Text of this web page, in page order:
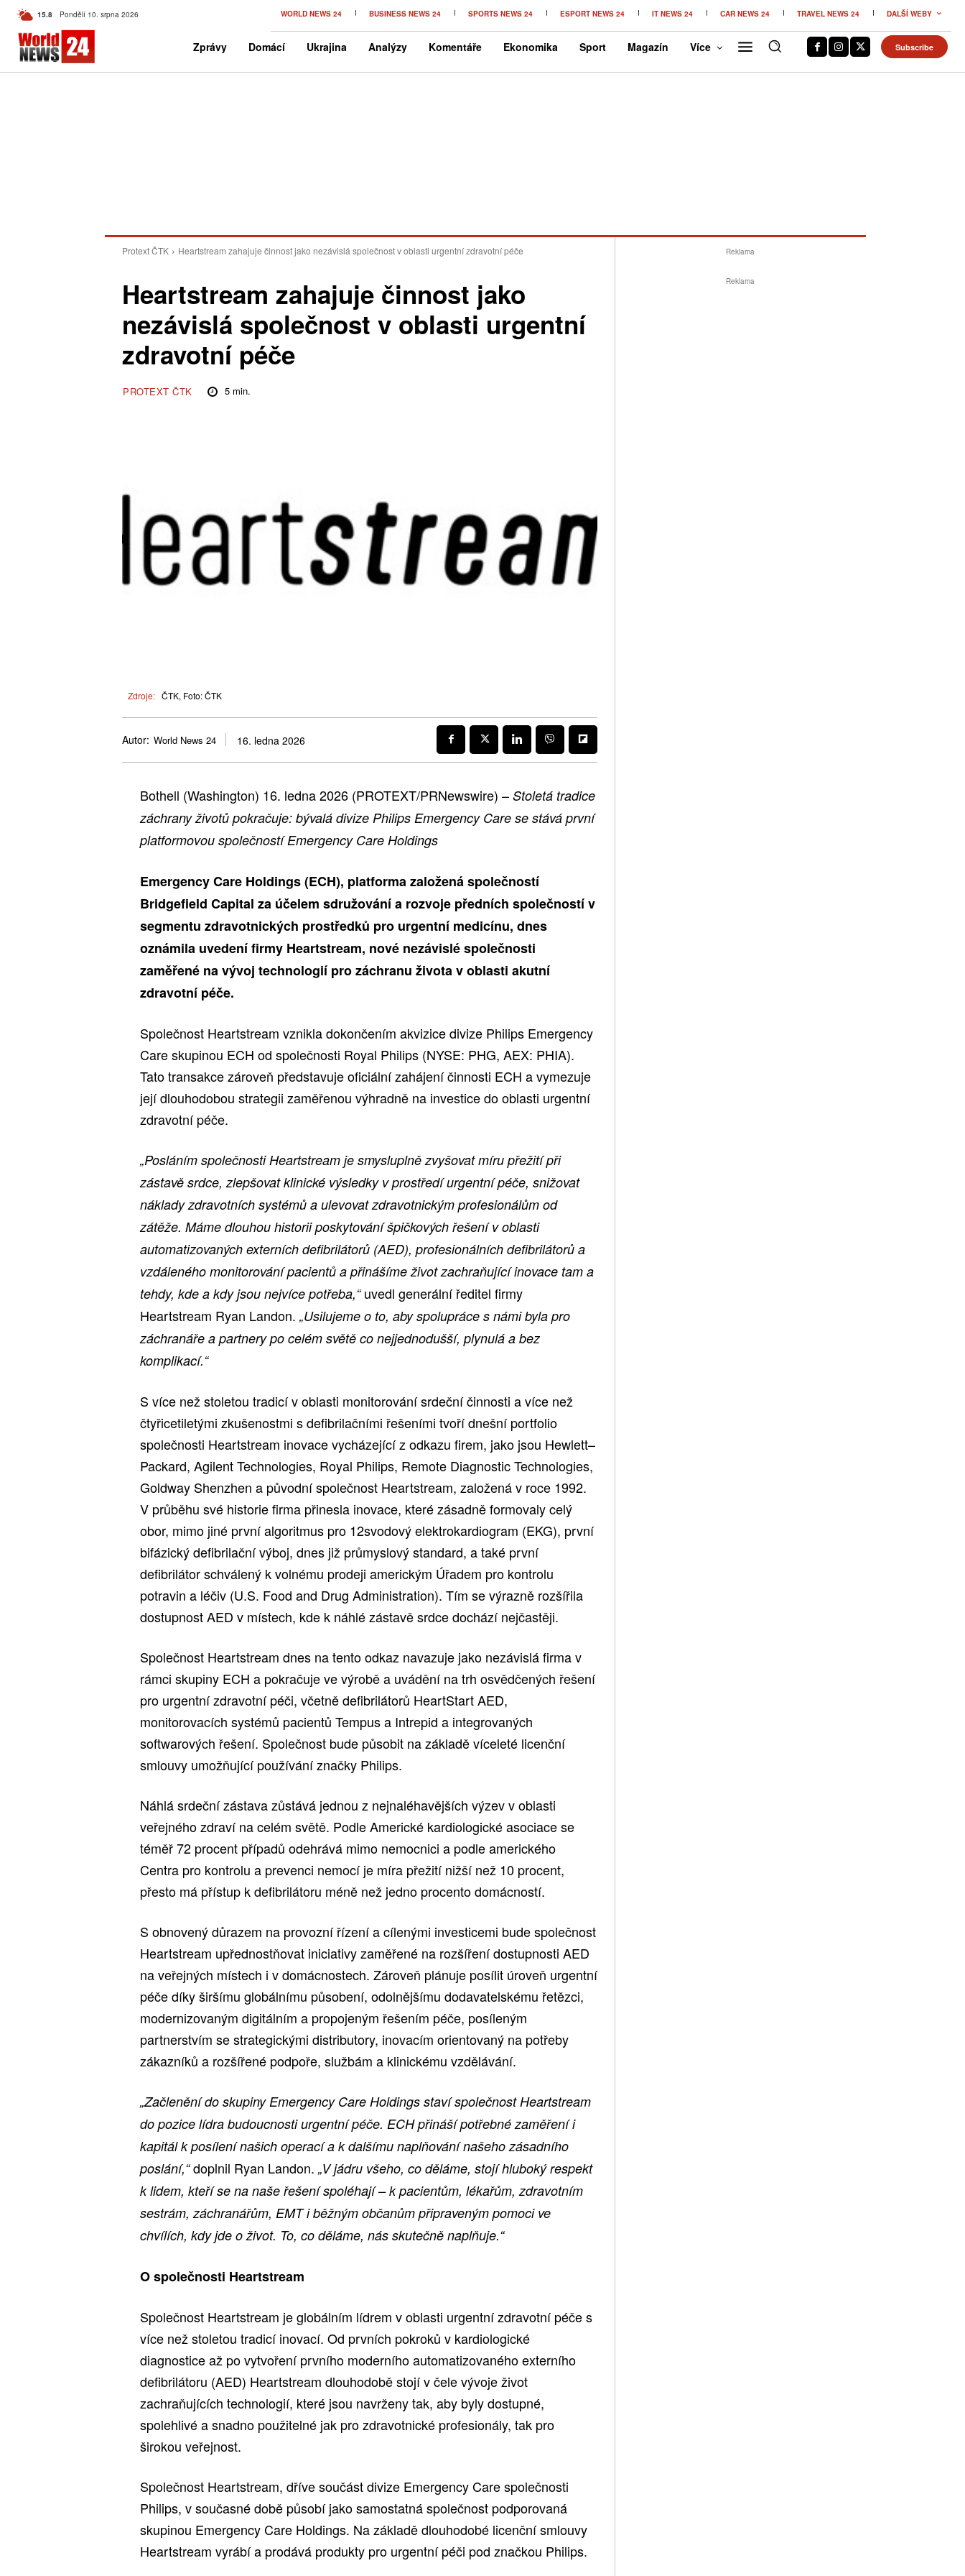
15.8 C Czech
Pondělí 10. srpna 2026 WORLD NEWS 24 BUSINESS NEWS 24 SPORTS NEWS 24 ESPORT NEWS 24 IT NEWS 24 CAR NEWS 24 TRAVEL NEWS 24 DALŠÍ WEBY
Zprávy Domácí Ukrajina Analýzy Komentáře Ekonomika Sport Magazín Více Subscribe
Protext ČTK Heartstream zahajuje činnost jako nezávislá společnost v oblasti urgentní zdravotní péče
Heartstream zahajuje činnost jako
nezávislá společnost v oblasti urgentní
zdravotní péče
PROTEXT ČTK 5min.
Zdroje: ČTK, Foto: ČTK
Autor: World News 24 16. ledna 2026
Bothell (Washington) 16. ledna 2026 (PROTEXT/PRNewswire) – Stoletá tradice
záchrany životů pokračuje: bývalá divize Philips Emergency Care se stává první
platformovou společností Emergency Care Holdings
Emergency Care Holdings (ECH), platforma založená společností
Bridgefield Capital za účelem sdružování a rozvoje předních společností v
segmentu zdravotnických prostředků pro urgentní medicínu, dnes
oznámila uvedení firmy Heartstream, nové nezávislé společnosti
zaměřené na vývoj technologií pro záchranu života v oblasti akutní
zdravotní péče.
Společnost Heartstream vznikla dokončením akvizice divize Philips Emergency
Care skupinou ECH od společnosti Royal Philips (NYSE: PHG, AEX: PHIA).
Tato transakce zároveň představuje oficiální zahájení činnosti ECH a vymezuje
její dlouhodobou strategii zaměřenou výhradně na investice do oblasti urgentní
zdravotní péče.
„Posláním společnosti Heartstream je smysluplně zvyšovat míru přežití při
zástavě srdce, zlepšovat klinické výsledky v prostředí urgentní péče, snižovat
náklady zdravotních systémů a ulevovat zdravotnickým profesionálům od
zátěže. Máme dlouhou historii poskytování špičkových řešení v oblasti
automatizovaných externích defibrilátorů (AED), profesionálních defibrilátorů a
vzdáleného monitorování pacientů a přinášíme život zachraňující inovace tam a
tehdy, kde a kdy jsou nejvíce potřeba,“ uvedl generální ředitel firmy
Heartstream Ryan Landon. „Usilujeme o to, aby spolupráce s námi byla pro
záchranáře a partnery po celém světě co nejjednodušší, plynulá a bez
komplikací.“
S více než stoletou tradicí v oblasti monitorování srdeční činnosti a více než
čtyřicetiletými zkušenostmi s defibrilačními řešeními tvoří dnešní portfolio
společnosti Heartstream inovace vycházející z odkazu firem, jako jsou Hewlett–
Packard, Agilent Technologies, Royal Philips, Remote Diagnostic Technologies,
Goldway Shenzhen a původní společnost Heartstream, založená v roce 1992.
V průběhu své historie firma přinesla inovace, které zásadně formovaly celý
obor, mimo jiné první algoritmus pro 12svodový elektrokardiogram (EKG), první
bifázický defibrilační výboj, dnes již průmyslový standard, a také první
defibrilátor schválený k volnému prodeji americkým Úřadem pro kontrolu
potravin a léčiv (U.S. Food and Drug Administration). Tím se výrazně rozšířila
dostupnost AED v místech, kde k náhlé zástavě srdce dochází nejčastěji.
Společnost Heartstream dnes na tento odkaz navazuje jako nezávislá firma v
rámci skupiny ECH a pokračuje ve výrobě a uvádění na trh osvědčených řešení
pro urgentní zdravotní péči, včetně defibrilátorů HeartStart AED,
monitorovacích systémů pacientů Tempus a Intrepid a integrovaných
softwarových řešení. Společnost bude působit na základě víceleté licenční
smlouvy umožňující používání značky Philips.
Náhlá srdeční zástava zůstává jednou z nejnaléhavějších výzev v oblasti
veřejného zdraví na celém světě. Podle Americké kardiologické asociace se
téměř 72 procent případů odehrává mimo nemocnici a podle amerického
Centra pro kontrolu a prevenci nemocí je míra přežití nižší než 10 procent,
přesto má přístup k defibrilátoru méně než jedno procento domácností.
S obnovený důrazem na provozní řízení a cílenými investicemi bude společnost
Heartstream upřednostňovat iniciativy zaměřené na rozšíření dostupnosti AED
na veřejných místech i v domácnostech. Zároveň plánuje posílit úroveň urgentní
péče díky širšímu globálnímu působení, odolnějšímu dodavatelskému řetězci,
modernizovaným digitálním a propojeným řešením péče, posíleným
partnerstvím se strategickými distributory, inovacím orientovaný na potřeby
zákazníků a rozšířené podpoře, službám a klinickému vzdělávání.
„Začlenění do skupiny Emergency Care Holdings staví společnost Heartstream
do pozice lídra budoucnosti urgentní péče. ECH přináší potřebné zaměření i
kapitál k posílení našich operací a k dalšímu naplňování našeho zásadního
poslání,“doplnil Ryan Landon. „V jádru všeho, co děláme, stojí hluboký respekt
k lidem, kteří se na naše řešení spoléhají – k pacientům, lékařům, zdravotním
sestrám, záchranářům, EMT i běžným občanům připraveným pomoci ve
chvílích, kdy jde o život. To, co děláme, nás skutečně naplňuje.“
O společnosti Heartstream
Společnost Heartstream je globálním lídrem v oblasti urgentní zdravotní péče s
více než stoletou tradicí inovací. Od prvních pokroků v kardiologické
diagnostice až po vytvoření prvního moderního automatizovaného externího
defibrilátoru (AED) Heartstream dlouhodobě stojí v čele vývoje život
zachraňujících technologií, které jsou navrženy tak, aby byly dostupné,
spolehlivé a snadno použitelné jak pro zdravotnické profesionály, tak pro
širokou veřejnost.
Společnost Heartstream, dříve součást divize Emergency Care společnosti
Philips, v současné době působí jako samostatná společnost podporovaná
skupinou Emergency Care Holdings. Na základě dlouhodobé licenční smlouvy
Heartstream vyrábí a prodává produkty pro urgentní péči pod značkou Philips.
Reklama
Reklama